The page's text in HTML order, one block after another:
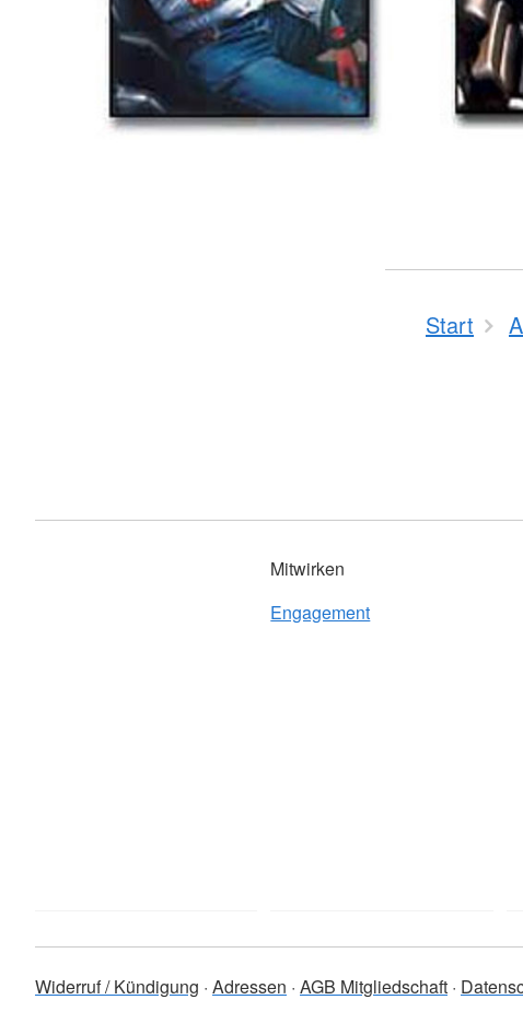
Start
Mitwirken
Engagement
Widerruf / Kündigung Adressen AGB Mitgliedschaft